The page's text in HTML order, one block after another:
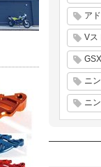
ア
Vス
ニ
ニ